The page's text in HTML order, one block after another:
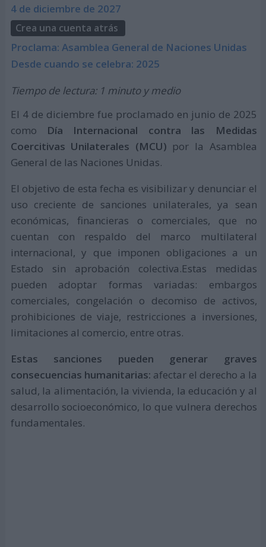
4 de diciembre de 2027
Crea una cuenta atrás
Proclama: Asamblea General de Naciones Unidas
Desde cuando se celebra: 2025
Tiempo de lectura: 1 minuto y medio
El 4 de diciembre fue proclamado en junio de 2025
como Día Internacional contra las Medidas
Coercitivas Unilaterales (MCU) por la Asamblea
General de las Naciones Unidas.
El objetivo de esta fecha es visibilizar y denunciar el
uso creciente de sanciones unilaterales, ya sean
económicas, financieras o comerciales, que no
cuentan con respaldo del marco multilateral
internacional, y que imponen obligaciones a un
Estado sin aprobación colectiva.Estas medidas
pueden adoptar formas variadas: embargos
comerciales, congelación o decomiso de activos,
prohibiciones de viaje, restricciones a inversiones,
limitaciones al comercio, entre otras.
Estas sanciones pueden generar graves
consecuencias humanitarias: afectar el derecho a la
salud, la alimentación, la vivienda, la educación y al
desarrollo socioeconómico, lo que vulnera derechos
fundamentales.